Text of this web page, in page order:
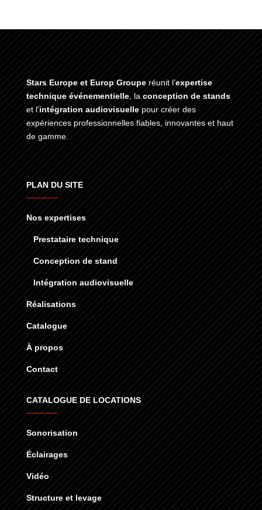
Stars Europe et Europ Groupe réunit l’expertise
technique événementielle, la conception de stands
et l’intégration audiovisuellepour créer des
expériences professionnelles fiables, innovantes et haut
de gamme.
PLAN DU SITE
Nos expertises
Prestataire technique
Conception de stand
Intégration audiovisuelle
Réalisations
Catalogue
À propos
Contact
CATALOGUE DE LOCATIONS
Sonorisation
Éclairages
Vidéo
Structure et levage